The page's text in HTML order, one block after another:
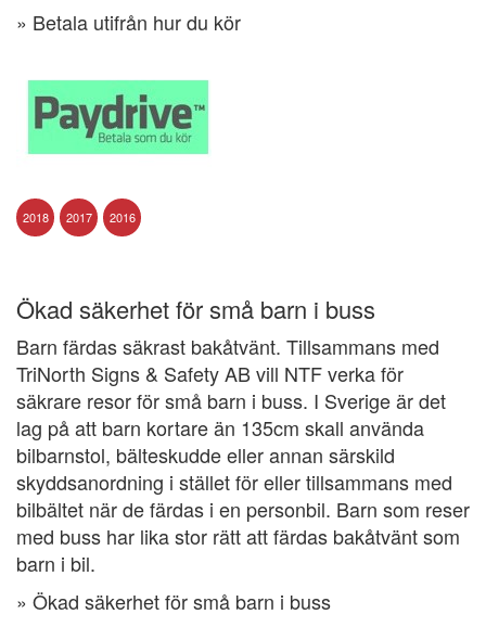
» Betala utifrån hur du kör
2018 2017 2016
Ökad säkerhet för små barn i buss
Barn färdas säkrast bakåtvänt. Tillsammans med
TriNorth Signs & Safety AB vill NTF verka för
säkrare resor för små barn i buss. I Sverige är det
lag på att barn kortare än 135cm skall använda
bilbarnstol, bälteskudde eller annan särskild
skyddsanordning i stället för eller tillsammans med
bilbältet när de färdas i en personbil. Barn som reser
med buss har lika stor rätt att färdas bakåtvänt som
barn i bil.
» Ökad säkerhet för små barn i buss